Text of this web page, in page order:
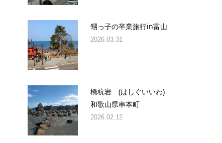
甥っ子の卒業旅行in富山
2026.03.31
橋杭岩 (はしぐいいわ)
和歌山県串本町
2026.02.12